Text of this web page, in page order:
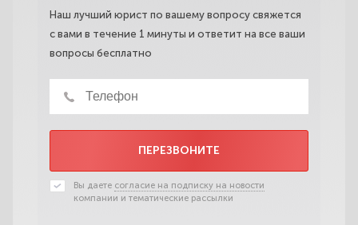
Наш лучший юрист по вашему вопросу свяжется
с вами в течение 1 минуты и ответит на все ваши
вопросы бесплатно
ПЕРЕЗВОНИТЕ
Вы даете согласие на подписку на новости
компании и тематические рассылки